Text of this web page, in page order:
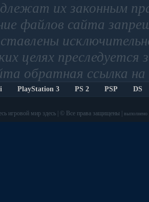
их законным
файлов сайта
целях
обратная ссылка
PlayStation 3 PS 2 PSP DS
игровой мир здесь | © Все права защищены | выполнено